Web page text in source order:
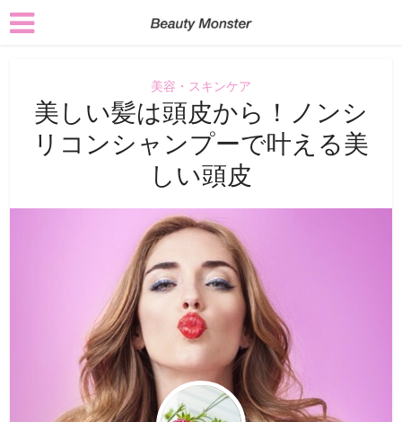
美容・スキンケア
美しい髪は頭皮から！ノンシ
リコンシャンプーで叶える美
しい頭皮